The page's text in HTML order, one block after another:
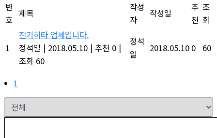
번
호
제목
작성
자
작성일
추
천
조
회
1
전기히타 업체입니다.
정석일 | 2018.05.10 | 추천 0 |
조회 60
정석
일
2018.05.10 0 60
1